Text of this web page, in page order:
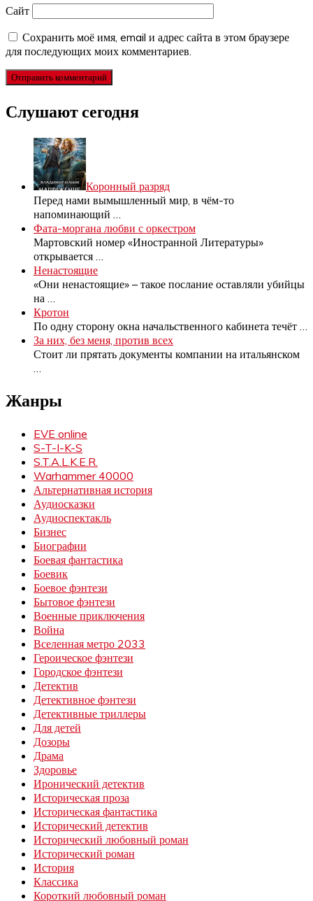
Сайт
Сохранить моё имя, email и адрес сайта в этом браузере
для последующих моих комментариев.
Слушают сегодня
Коронный разряд
Перед нами вымышленный мир, в чём-то
напоминающий
Фата-моргана любви с оркестром
Мартовский номер «Иностранной Литературы»
открывается
Ненастоящие
«Они ненастоящие» – такое послание оставляли убийцы
на
Кротон
По одну сторону окна начальственного кабинета течёт
За них, без меня, против всех
Стоит ли прятать документы компании на итальянском
Жанры
EVE online
S-T-I-K-S
S.T.A.L.K.E.R.
Warhammer 40000
Альтернативная история
Аудиосказки
Аудиоспектакль
Бизнес
Биографии
Боевая фантастика
Боевик
Боевое фэнтези
Бытовое фэнтези
Военные приключения
Война
Вселенная метро 2033
Героическое фэнтези
Городское фэнтези
Детектив
Детективное фэнтези
Детективные триллеры
Для детей
Дозоры
Драма
Здоровье
Иронический детектив
Историческая проза
Историческая фантастика
Исторический детектив
Исторический любовный роман
Исторический роман
История
Классика
Короткий любовный роман